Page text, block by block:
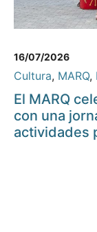
16/07/2026
Cultura, MARQ,
El MARQ
con una
actividades